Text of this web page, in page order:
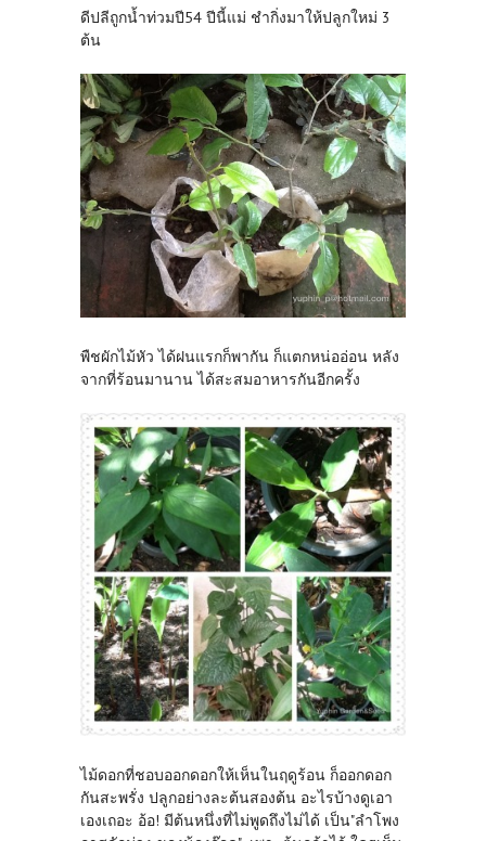
ดีปลีถูกน้ำท่วมปี54 ปีนี้แม่ ชำกิ่งมาให้ปลูกใหม่ 3
ต้น
พืชผักไม้หัว ได้ฝนแรกก็พากัน ก็แตกหน่ออ่อน หลัง
จากที่ร้อนมานาน ได้สะสมอาหารกันอีกครั้ง
ไม้ดอกที่ชอบออกดอกให้เห็นในฤดูร้อน ก็ออกดอก
กันสะพรั่ง ปลูกอย่างละต้นสองต้น อะไรบ้างดูเอา
เองเถอะ อ้อ! มีต้นหนึ่งที่ไม่พูดถึงไม่ได้ เป็น"ลำโพง